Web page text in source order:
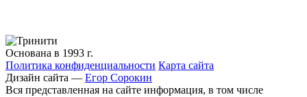
Основана в 1993 г.
Политика конфиденциальности Карта сайта
Дизайн сайта — Егор Сорокин
Вся представленная на сайте информация, в том числе